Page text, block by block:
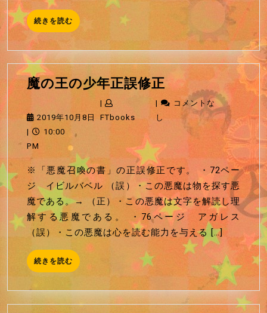
続きを読む 続
き
を
読
む
魔の王の少年正誤修正魔
の
王
少
年
正
誤
修
正
2019年10月8日 2019
8
日
|
FTbooksFTbooks
|
コメントな
し
|
10:00
PM
※「悪魔召喚の書」の正誤修正です。 ・72ペー
ジ イビルバベル （誤）・この悪魔は物を探す悪
魔である。→ （正）・この悪魔は文字を解読し理
解する悪魔である。 ・76ページ アガレス
（誤）・この悪魔は心を読む能力を与える […]
続きを読む 続
き
読
む